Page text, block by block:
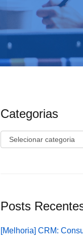
Categorias
Categorias
Posts
[Melhoria] CRM: